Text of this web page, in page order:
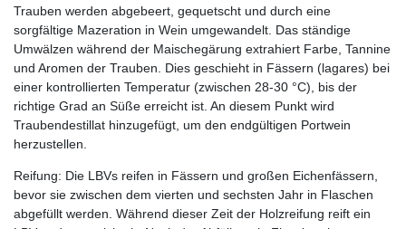
Trauben werden abgebeert, gequetscht und durch eine
sorgfältige Mazeration in Wein umgewandelt. Das ständige
Umwälzen während der Maischegärung extrahiert Farbe, Tannine
und Aromen der Trauben. Dies geschieht in Fässern (lagares) bei
einer kontrollierten Temperatur (zwischen 28-30 °C), bis der
richtige Grad an Süße erreicht ist. An diesem Punkt wird
Traubendestillat hinzugefügt, um den endgültigen Portwein
herzustellen.
Reifung: Die LBVs reifen in Fässern und großen Eichenfässern,
bevor sie zwischen dem vierten und sechsten Jahr in Flaschen
abgefüllt werden. Während dieser Zeit der Holzreifung reift ein